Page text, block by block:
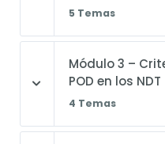
5 Temas
Módulo 3 –
POD en los NDT
4 Temas